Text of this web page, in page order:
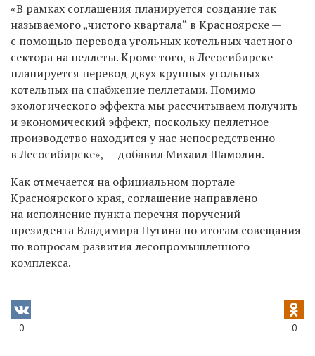
«В рамках соглашения планируется создание так
называемого „чистого квартала“ в Красноярске —
с помощью перевода угольных котельных частного
сектора на пеллеты. Кроме того, в Лесосибирске
планируется перевод двух крупных угольных
котельных на снабжение пеллетами. Помимо
экологического эффекта мы рассчитываем получить
и экономический эффект, поскольку пеллетное
производство находится у нас непосредственно
в Лесосибирске», — добавил Михаил Шамолин.
Как отмечается на официальном портале
Красноярского края, соглашение направлено
на исполнение пункта перечня поручений
президента Владимира Путина по итогам совещания
по вопросам развития лесопромышленного
комплекса.
0 0